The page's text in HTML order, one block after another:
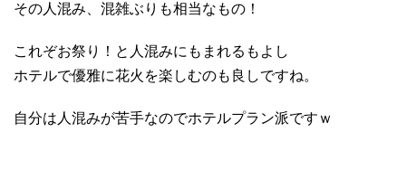
その人混み、混雑ぶりも相当なもの！
これぞお祭り！と人混みにもまれるもよし
ホテルで優雅に花火を楽しむのも良しですね。
自分は人混みが苦手なのでホテルプラン派ですｗ